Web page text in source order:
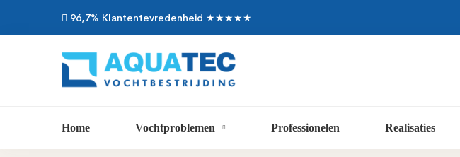
96,7% Klantentevredenheid ★★★★★
Home Vochtproblemen Professionelen Realisaties